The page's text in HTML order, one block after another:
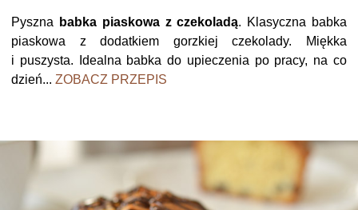
Pyszna babka piaskowa z czekoladą. Klasyczna babka
piaskowa z dodatkiem gorzkiej czekolady. Miękka
i puszysta. Idealna babka do upieczenia po pracy, na co
dzień... ZOBACZ PRZEPIS